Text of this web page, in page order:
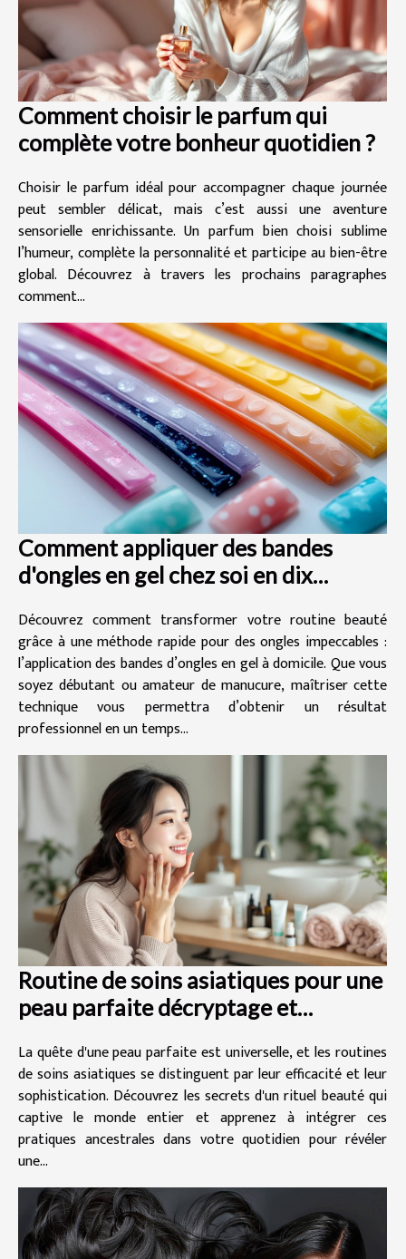
Comment choisir le parfum qui
complète votre bonheur quotidien ?
Choisir le parfum idéal pour accompagner chaque journée
peut sembler délicat, mais c’est aussi une aventure
sensorielle enrichissante. Un parfum bien choisi sublime
l’humeur, complète la personnalité et participe au bien-être
global. Découvrez à travers les prochains paragraphes
comment...
Comment appliquer des bandes
d'ongles en gel chez soi en dix
Découvrez comment transformer votre routine beauté
grâce à une méthode rapide pour des ongles impeccables :
l’application des bandes d’ongles en gel à domicile. Que vous
soyez débutant ou amateur de manucure, maîtriser cette
technique vous permettra d’obtenir un résultat
professionnel en un temps...
Routine de soins asiatiques pour une
peau parfaite décryptage et
La quête d'une peau parfaite est universelle, et les routines
de soins asiatiques se distinguent par leur efficacité et leur
sophistication. Découvrez les secrets d'un rituel beauté qui
captive le monde entier et apprenez à intégrer ces
pratiques ancestrales dans votre quotidien pour révéler
une...